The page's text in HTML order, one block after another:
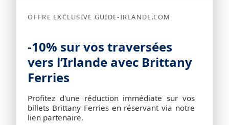
OFFRE EXCLUSIVE GUIDE-IRLANDE.COM
-10% sur vos traversées
vers l’Irlande avec Brittany
Ferries
Profitez d'une réduction immédiate sur vos
billets Brittany Ferries en réservant via notre
lien partenaire.